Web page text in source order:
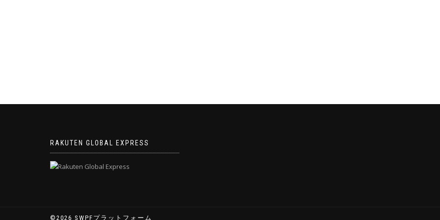
RAKUTEN GLOBAL EXPRESS
©2026 SWPFプラットフォーム